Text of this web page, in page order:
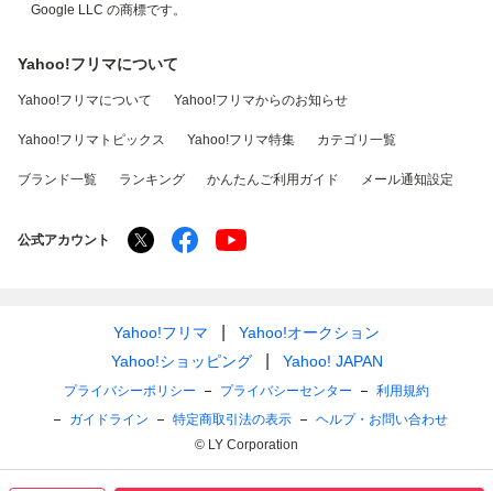
Google LLC の商標です。
Yahoo!フリマについて
Yahoo!フリマについて Yahoo!フリマからのお知らせ
Yahoo!フリマトピックス Yahoo!フリマ特集 カテゴリ一覧
ブランド一覧 ランキング かんたんご利用ガイド メール通知設定
公式アカウント
Yahoo!フリマ
Yahoo!オークション
Yahoo!ショッピング
Yahoo! JAPAN
プライバシーポリシー プライバシーセンター
利用規約
ガイドライン
特定商取引法の表示
ヘルプ・お問い合わせ
© LY Corporation